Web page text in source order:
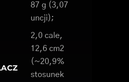
87 g (3,07
uncji);
2,0 cale,
12,6 cm2
(~20,9%
stosunek